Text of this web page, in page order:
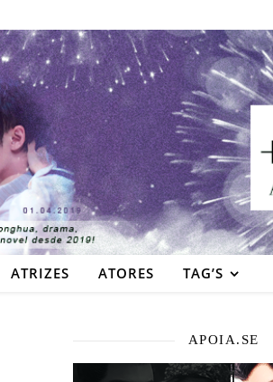
ATRIZES ATORES TAG’S
APOIA.SE